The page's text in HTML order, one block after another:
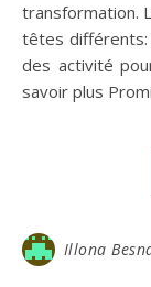
transformation.
têtes différents:
des activité
savoir plus
Illona